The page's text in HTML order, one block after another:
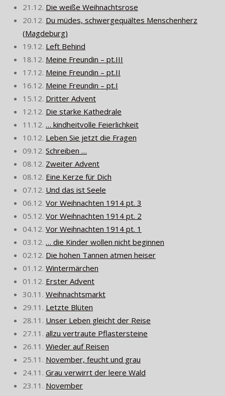
21.12. Die weiße Weihnachtsrose
20.12. Du müdes, schwergequältes Menschenherz
(Magdeburg)
19.12. Left Behind
18.12. Meine Freundin – pt.III
17.12. Meine Freundin – pt.II
16.12. Meine Freundin – pt.I
15.12. Dritter Advent
12.12. Die starke Kathedrale
11.12. … kindheitvolle Feierlichkeit
10.12. Leben Sie jetzt die Fragen
09.12. Schreiben …
08.12. Zweiter Advent
08.12. Eine Kerze für Dich
07.12. Und das ist Seele
06.12. Vor Weihnachten 1914 pt. 3
05.12. Vor Weihnachten 1914 pt. 2
04.12. Vor Weihnachten 1914 pt. 1
03.12. … die Kinder wollen nicht beginnen
02.12. Die hohen Tannen atmen heiser
01.12. Wintermärchen
01.12. Erster Advent
30.11. Weihnachtsmarkt
29.11. Letzte Blüten
28.11. Unser Leben gleicht der Reise
27.11. allzu vertraute Pflastersteine
26.11. Wieder auf Reisen
25.11. November, feucht und grau
24.11. Grau verwirrt der leere Wald
23.11. November